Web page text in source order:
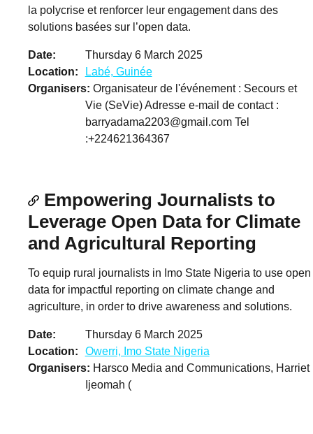
la polycrise et renforcer leur engagement dans des
solutions basées sur l’open data.
Date
Thursday 6 March 2025
Location
Labé, Guinée
Organisers Organisateur de l'événement : Secours et
Vie (SeVie) Adresse e-mail de contact :
barryadama2203@gmail.comTel
:+224621364367
Empowering Journalists to
Leverage Open Data for Climate
and Agricultural Reporting
To equip rural journalists in Imo State Nigeria to use open
data for impactful reporting on climate change and
agriculture, in order to drive awareness and solutions.
Date
Thursday 6 March 2025
Location
Owerri, Imo State Nigeria
Organisers
Harsco Media and Communications, Harriet
Ijeomah (